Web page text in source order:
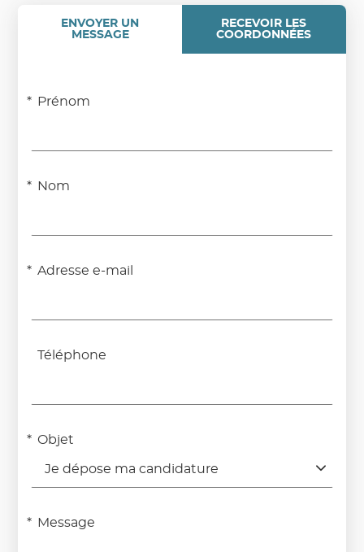
ENVOYER UN
MESSAGE
RECEVOIR LES
COORDONNÉES
Prénom
Nom
Adresse e-mail
Téléphone
Objet
Je dépose ma candidature
Message